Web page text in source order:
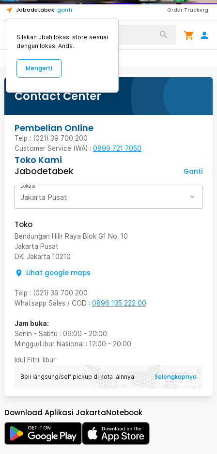
Jabodetabek ganti Order Tracking
Alat Kopi
1
1
1
Contact Center
Pembelian Online
Telp : (021) 39 700 200
Customer Service (WA) : 0899 721 7050
Toko Kami
Jabodetabek
Ganti
Lokasi
Jakarta Pusat
Toko
Bendungan Hilir Raya Blok G1 No. 10
Jakarta Pusat
DKI Jakarta 10210
Lihat google maps
Telp : (021) 39 700 200
Whatsapp Sales / COD : 0896 135 222 00
Jam buka:
Senin - Sabtu : 09:00 - 20:00
Minggu/Libur Nasional : 12:00 - 20:00
Idul Fitri: libur
Beli langsung/self pickup di kota lainnya Selengkapnya
Download Aplikasi JakartaNotebook
Silakan ubah lokasi store sesuai
dengan lokasi Anda.
Mengerti